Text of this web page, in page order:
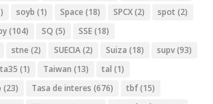
soyb (1) Space (18) SPCX(2) spot (2)
(104) SQ (5) SSE(18)
stne (2) SUECIA(2) Suiza (18) supv(93)
ta35 (1) Taiwan (13) tal (1)
(23) Tasa de interes (676) tbf(15)